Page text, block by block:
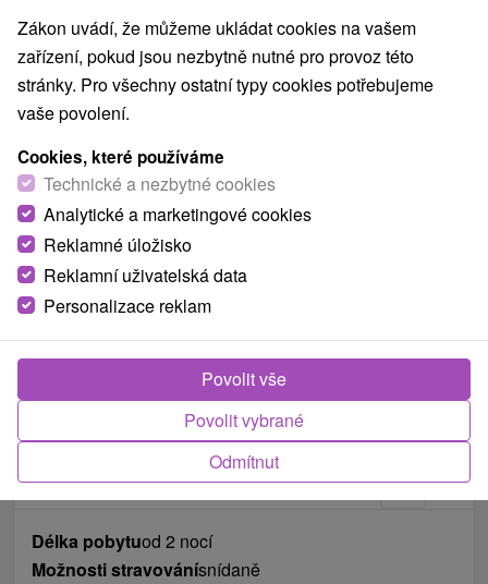
Délka pobytuod 2 nocí
Možnosti stravovánísnídaně
Zákon uvádí, že můžeme ukládat cookies na vašem
zařízení, pokud jsou nezbytně nutné pro provoz této
stránky. Pro všechny ostatní typy cookies potřebujeme
vaše povolení.
Cookies, které používáme
Technické a nezbytné cookies
Analytické a marketingové cookies
Reklamné úložisko
Reklamní uživatelská data
Personalizace reklam
Odmítnut
Povolit vybrané
Povolit vše